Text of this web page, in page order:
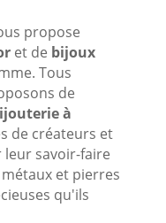
propose
et de bijoux
Tous
de
à
de créateurs et
savoir-faire
et pierres
qu'ils